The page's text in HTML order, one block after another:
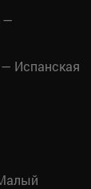
—
— Испанская